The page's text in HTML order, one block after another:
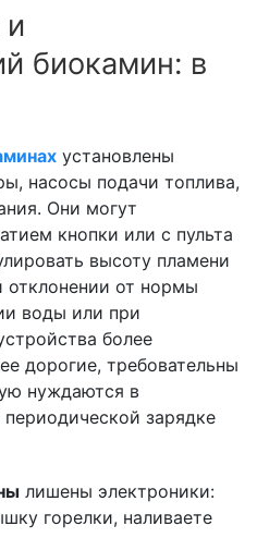
биокамин: в
установлены
насосы подачи топлива,
Они могут
кнопки или с пульта
высоту пламени
от нормы
воды или при
более
дорогие, требовательны
нуждаются в
зарядке
лишены электроники:
горелки, наливаете